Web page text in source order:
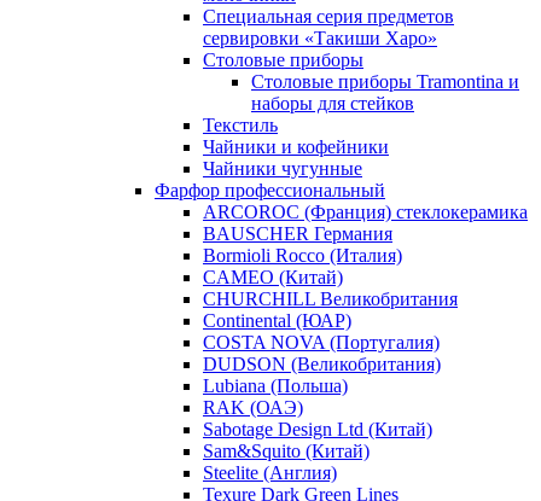
Специальная серия предметов
сервировки «Такиши Харо»
Столовые приборы
Столовые приборы Trаmоntina и
наборы для стейков
Текстиль
Чайники и кофейники
Чайники чугунные
Фарфор профессиональный
ARCOROC (Франция) стеклокерамика
BAUSCHER Германия
Bormioli Rocco (Италия)
CAMEO (Китай)
CHURCHILL Великобритания
Continental (ЮАР)
COSTA NOVA (Португалия)
DUDSON (Великобритания)
Lubiana (Польша)
RAK (ОАЭ)
Sabotage Design Ltd (Китай)
Sam&Squito (Китай)
Steelite (Англия)
Texure Dark Green Lines